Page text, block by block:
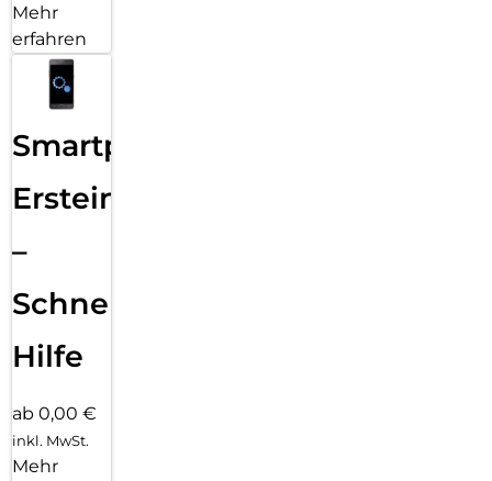
Mehr
erfahren
Smartphone
Ersteinrichtung
–
Schnelle
Hilfe
ab 0,00 €
inkl. MwSt.
Mehr